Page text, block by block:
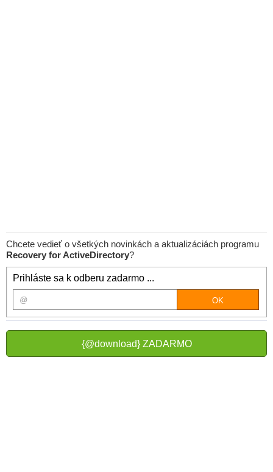
Chcete vedieť o všetkých novinkách a aktualizáciách programu
Recovery for ActiveDirectory?
Prihláste sa k odberu zadarmo ...
{@download} ZADARMO